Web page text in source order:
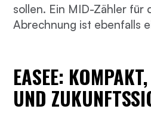
sollen. Ein MID-Zähler für
Abrechnung ist ebenfalls
EASEE:
UND